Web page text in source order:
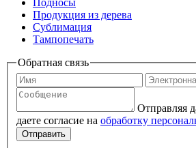
Подносы
Продукция из дерева
Сублимация
Тампопечать
Обратная связь
Отправляя
даете согласие на обработку
Отправить